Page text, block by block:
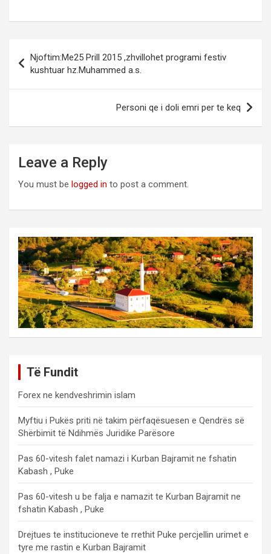
navigation
Njoftim:Me25 Prill 2015 ,zhvillohet programi festiv
kushtuar hz.Muhammed a.s.
Personi qe i doli emri per te keq
Leave a Reply
You must be logged in to post a comment.
Të Fundit
Forex ne kendveshrimin islam
Myftiu i Pukës priti në takim përfaqësuesen e Qendrës së
Shërbimit të Ndihmës Juridike Parësore
Pas 60-vitesh falet namazi i Kurban Bajramit ne fshatin
Kabash , Puke
Pas 60-vitesh u be falja e namazit te Kurban Bajramit ne
fshatin Kabash , Puke
Drejtues te institucioneve te rrethit Puke percjellin urimet e
tyre me rastin e Kurban Bajramit